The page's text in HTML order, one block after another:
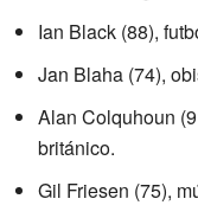
Ian Black (88),
Jan Blaha (74),
Alan Colquhoun
británico.
Gil Friesen (75),